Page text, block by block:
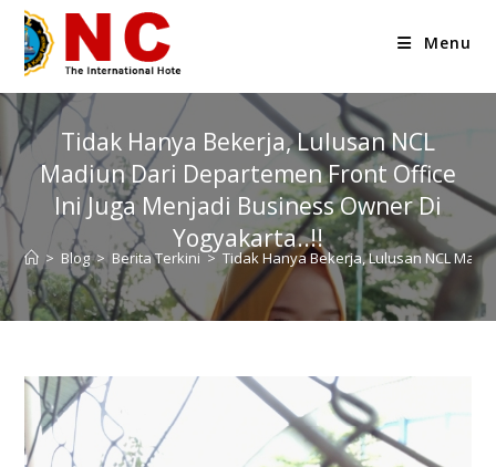
Menu
Tidak Hanya Bekerja, Lulusan NCL
Madiun Dari Departemen Front Office
Ini Juga Menjadi Business Owner Di
Yogyakarta..!!
> Blog > Berita Terkini > Tidak Hanya Bekerja, Lulusan NCL